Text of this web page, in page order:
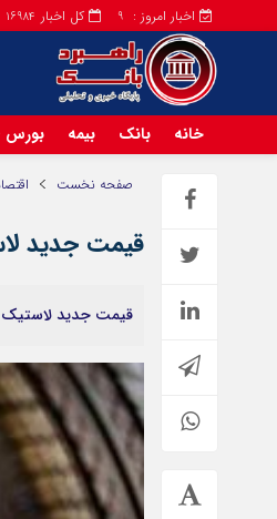
کل اخبار 16984 اخبار امروز : 9
خانه بانک بیمه بورس
صفحه نخست
قیمت جدید لاستیک خودرو
قیمت جدید